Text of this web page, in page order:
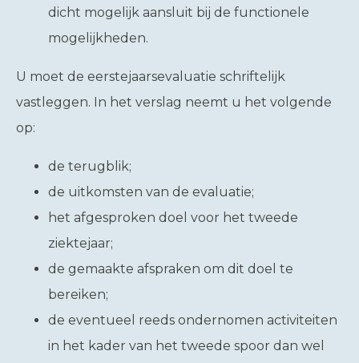
dicht mogelijk aansluit bij de functionele
mogelijkheden.
U moet de eerstejaarsevaluatie schriftelijk
vastleggen. In het verslag neemt u het volgende
op:
de terugblik;
de uitkomsten van de evaluatie;
het afgesproken doel voor het tweede
ziektejaar;
de gemaakte afspraken om dit doel te
bereiken;
de eventueel reeds ondernomen activiteiten
in het kader van het tweede spoor dan wel